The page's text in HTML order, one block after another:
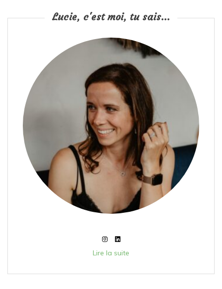
Lucie, c'est moi, tu sais...
Lire la suite